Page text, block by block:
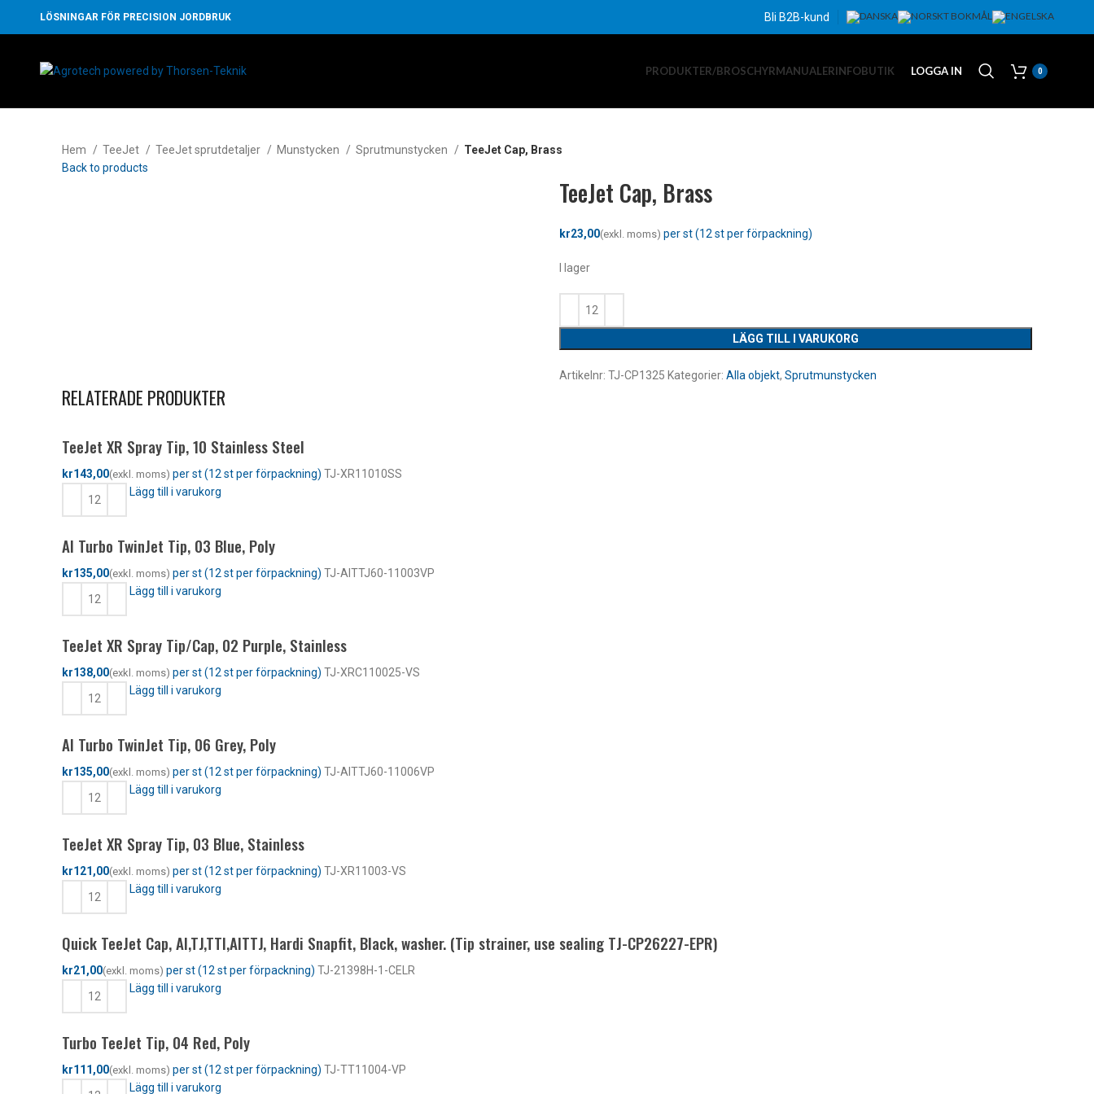
LÖSNINGAR FÖR PRECISION JORDBRUK Bli B2B-kund
PRODUKTER/BROSCHYRMANUALERINFOBUTIK LOGGA IN 0
Hem TeeJet TeeJet sprutdetaljer Munstycken Sprutmunstycken
TeeJet Cap, Brass
Back to products
TeeJet Cap, Brass
kr
I lager
LÄGG TILL I VARUKORG
Artikelnr: TJ-CP1325 Kategorier: Alla objekt, Sprutmunstycken
RELATERADE PRODUKTER
TeeJet XR Spray Tip, 10 Stainless Steel
kr
TJ-XR11010SS
Lägg till i varukorg
AI Turbo TwinJet Tip, 03 Blue, Poly
kr
TJ-AITTJ60-11003VP
Lägg till i varukorg
TeeJet XR Spray Tip/Cap, 02 Purple, Stainless
kr
TJ-XRC110025-VS
Lägg till i varukorg
AI Turbo TwinJet Tip, 06 Grey, Poly
kr
TJ-AITTJ60-11006VP
Lägg till i varukorg
TeeJet XR Spray Tip, 03 Blue, Stainless
kr
TJ-XR11003-VS
Lägg till i varukorg
Quick TeeJet Cap, AI,TJ,TTI,AITTJ, Hardi Snapfit, Black, washer. (Tip strainer, use sealing TJ-CP26227-EPR)
kr
TJ-21398H-1-CELR
Lägg till i varukorg
Turbo TeeJet Tip, 04 Red, Poly
kr
TJ-TT11004-VP
Lägg till i varukorg